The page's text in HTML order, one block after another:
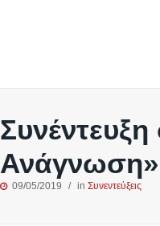
Ανάγνωση»
09/05/2019 in Συνεντεύξεις